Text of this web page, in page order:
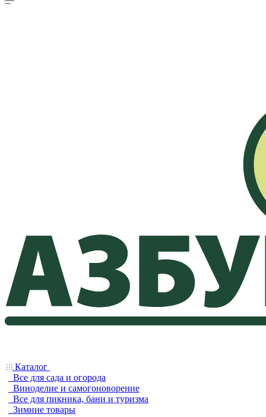
Каталог
Все для сада и огорода
Виноделие и самогоноворение
Все для пикника, бани и туризма
Зимние товары